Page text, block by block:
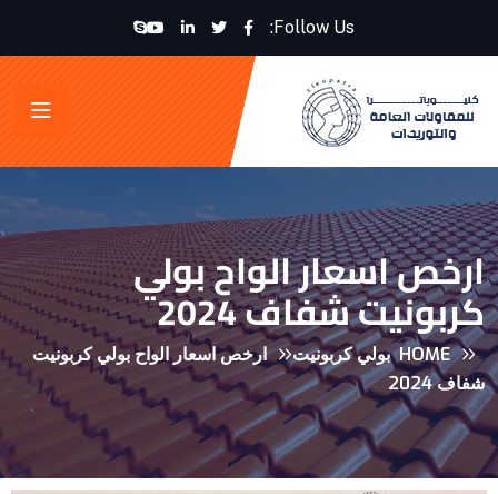
Follow Us:
ارخص اسعار الواح بولي
كربونيت شفاف 2024
HOME بولي كربونيت
ارخص اسعار الواح بولي كربونيت
شفاف 2024